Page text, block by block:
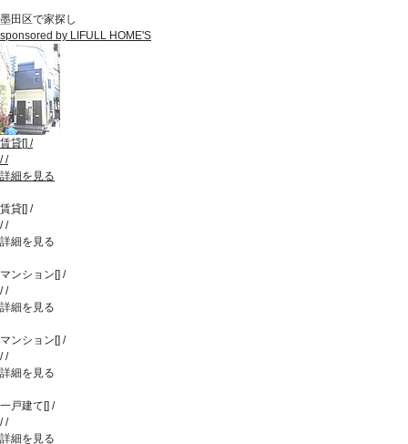
墨田区で家探し
sponsored by LIFULL HOME'S
賃貸[] /
//
詳細を見る
賃貸[] /
//
詳細を見る
マンション [] /
//
詳細を見る
マンション [] /
//
詳細を見る
一戸建て [] /
//
詳細を見る